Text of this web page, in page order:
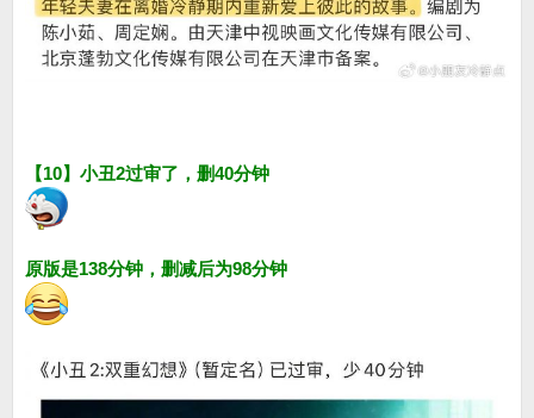
【10】小丑2过审了，删40分钟
原版是138分钟，删减后为98分钟